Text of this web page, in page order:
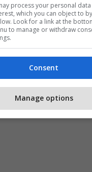
process your personal
which you can object to
Look for a link at the
to manage or withdraw
Consent
Manage options